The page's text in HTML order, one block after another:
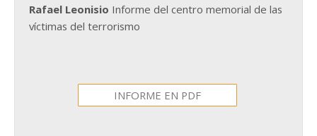
Rafael Leonisio Informe del centro memorial de las
víctimas del terrorismo
INFORME EN PDF